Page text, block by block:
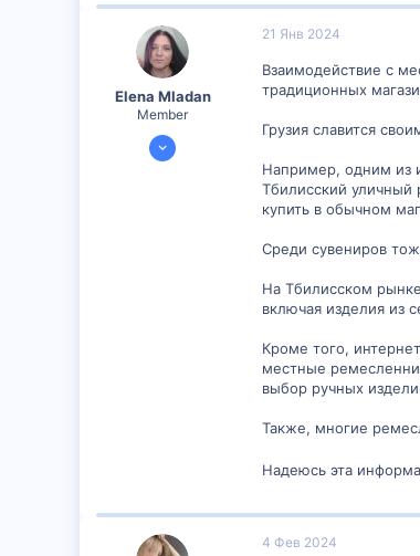
Elena Mladan
Member
29 Ноя 2023
21 Янв 2024
Взаимодействие с
традиционных
Грузия славится
Например, одним из
Тбилисский уличный
купить в обычном
Среди сувениров
На Тбилисском
включая изделия из
Кроме того,
местные
выбор ручных
Также, многие
Надеюсь эта
4 Фев 2024